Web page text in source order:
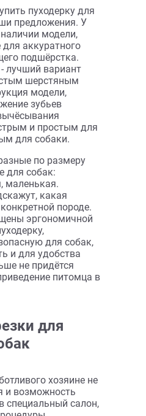
помогут
вариант для вашего
В каталоге есть
для
собак, расческа для
шерстью. Менеджеры
вариант для питомца
покрова -
критериев при выборе
для шерсти
обратить
изделия. В
представлены:
( это расческа
собак);
варежка;
и
добавляя в
от проверенных